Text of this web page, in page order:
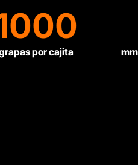
por cajita